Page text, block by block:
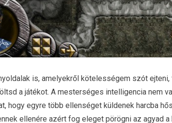
is, amelyekről kötelességem szót ejteni,
a játékot. A mesterséges intelligencia nem
hogy egyre több ellenséget küldenek harcba
ellenére azért fog eleget pörögni az agyad